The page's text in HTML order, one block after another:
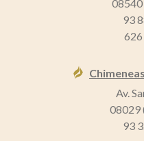
08540
93
Av.
08029
93